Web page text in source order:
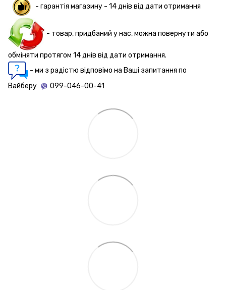
- гарантія магазину - 14 днів від дати отримання
- товар, придбаний у нас, можна повернути або
обміняти протягом 14 днів від дати отримання.
- ми з радістю відповімо на Ваші запитання по
Вайберу
099-046-00-41